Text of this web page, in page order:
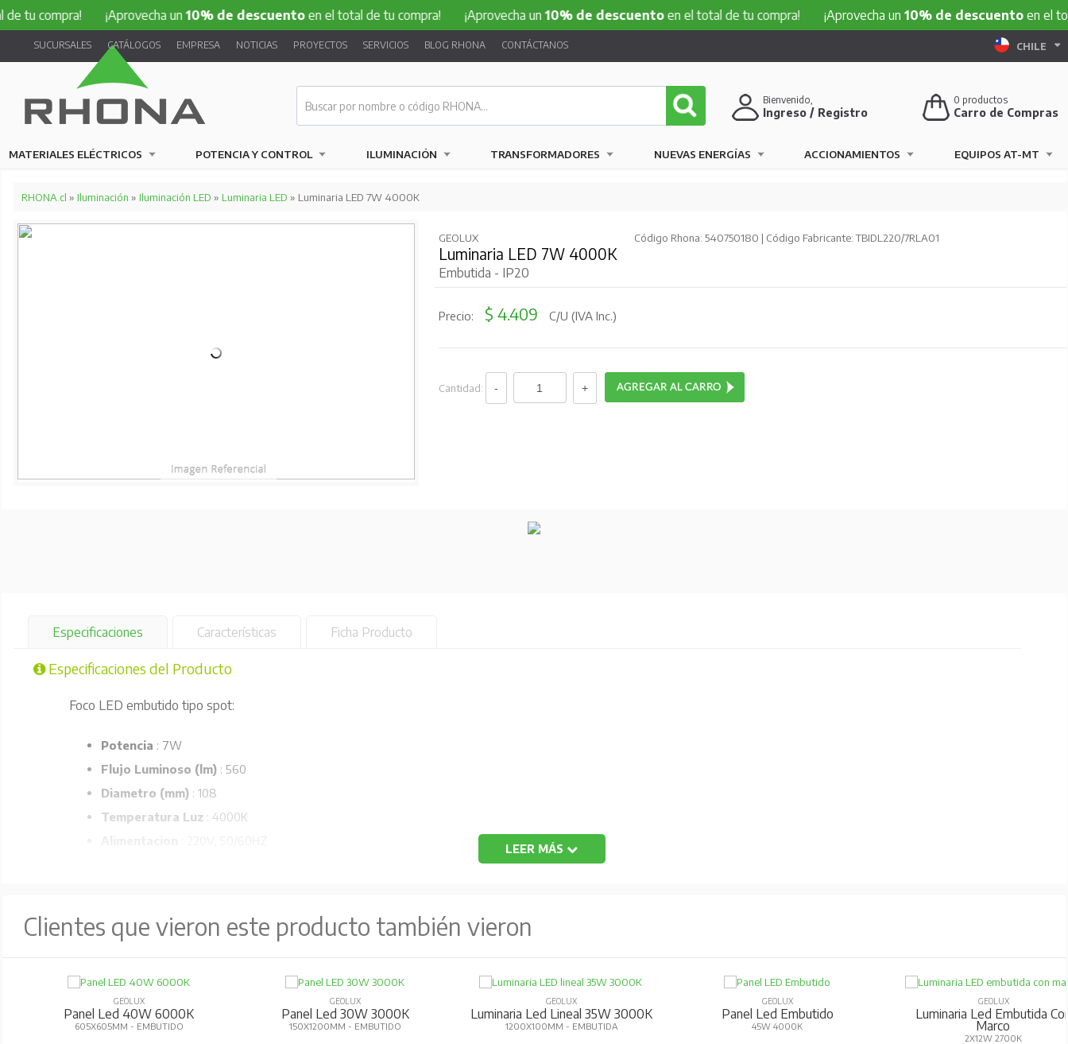
¡Aprovecha un10% de descuentoen el total de tu compra! ¡Aprovecha un10% de descuentoen el total de tu compra! ¡Aprovecha un10% de descuentoen el total de tu
SUCURSALES CATÁLOGOS EMPRESA NOTICIAS PROYECTOS SERVICIOS BLOG RHONA CONTÁCTANOS CHILE
0 productos
Carro de Compras
Bienvenido,
Ingreso / Registro
MATERIALES ELÉCTRICOS POTENCIA Y CONTROL ILUMINACIÓN TRANSFORMADORES NUEVAS ENERGÍAS ACCIONAMIENTOS EQUIPOS AT-MT
RHONA.cl » Iluminación » Iluminación LED » Luminaria LED » Luminaria LED 7W 4000K
GEOLUX Código Rhona: 540750180 | Código Fabricante: TBIDL220/7RLA01
Luminaria LED 7W 4000K
Embutida - IP20
Precio: $ 4.409 C/U (IVA Inc.)
Cantidad:
Especificaciones Características Ficha Producto
Especificaciones del Producto
Foco LED embutido tipo spot:
Potencia : 7W
Flujo Luminoso (lm): 560
Diametro (mm): 108
Temperatura Luz : 4000K
LEER MÁS
Clientes que vieron este producto también vieron
GEOLUX
Panel Led 40W 6000K
605X605MM - EMBUTIDO
GEOLUX
Panel Led 30W 3000K
150X1200MM - EMBUTIDO
GEOLUX
Luminaria Led Lineal 35W 3000K
1200X100MM - EMBUTIDA
GEOLUX
Panel Led Embutido
45W 4000K
GEOLUX
Luminaria Led Embutida
Marco
2X12W 2700K